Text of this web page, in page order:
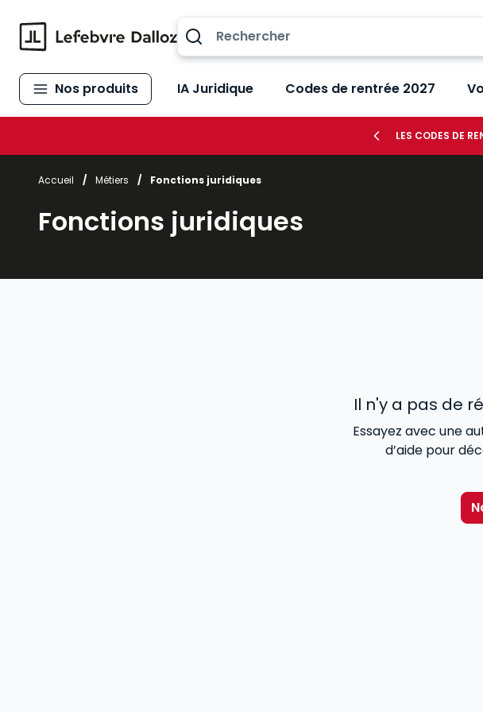
Nos produits IA Juridique Codes de rentrée 2027
LES CODES DE
Accueil / Métiers / Fonctions juridiques
Fonctions juridiques
Il n'y a pas de
Essayez avec une
d’aide pour